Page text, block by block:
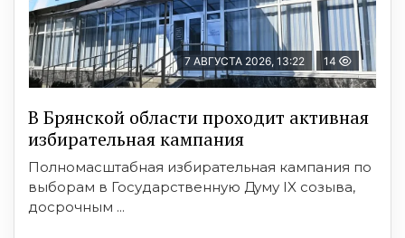
7 АВГУСТА 2026, 13:22 14
В Брянской области проходит активная
избирательная кампания
Полномасштабная избирательная кампания по
выборам в Государственную Думу IX созыва,
досрочным ...